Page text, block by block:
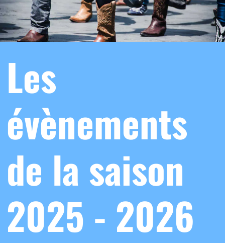
Les
évènements
de la saison
2025 - 2026